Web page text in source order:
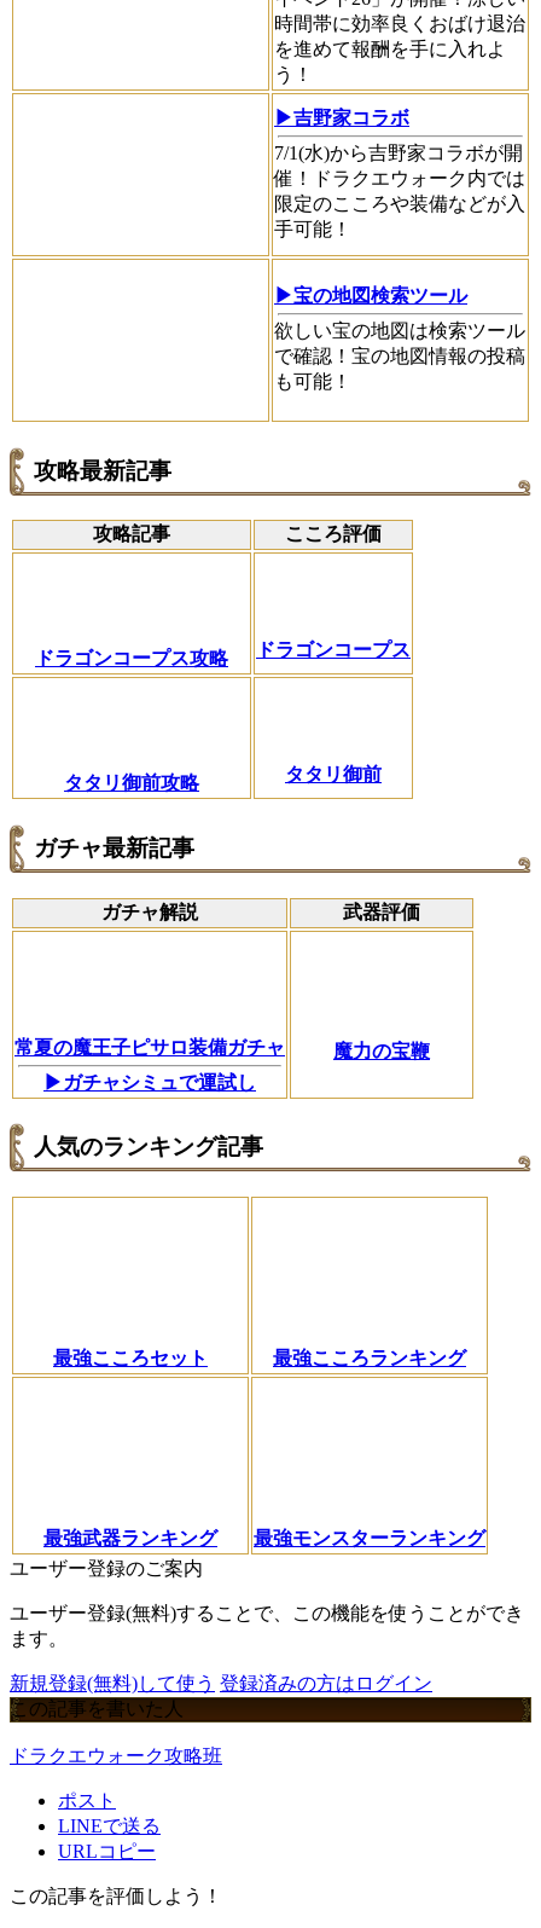
時間帯に効率良くおばけ退治
を進めて報酬を手に入れよ
う！
▶吉野家コラボ
7/1(水)から吉野家コラボが開
催！ドラクエウォーク内では
限定のこころや装備などが入
手可能！
▶宝の地図検索ツール
欲しい宝の地図は検索ツール
で確認！宝の地図情報の投稿
も可能！
攻略最新記事
攻略記事 こころ評価
ドラゴンコープス攻略 ドラゴンコープス
タタリ御前攻略 タタリ御前
ガチャ最新記事
ガチャ解説 武器評価
常夏の魔王子ピサロ装備ガチャ
▶ガチャシミュで運試し
魔力の宝鞭
人気のランキング記事
最強こころセット 最強こころランキング
最強武器ランキング
最強モンスターランキング
ユーザー登録のご案内
ユーザー登録(無料)することで、この機能を使うことができ
ます。
新規登録(無料)して使う 登録済みの方はログイン
この記事を書いた人
ドラクエウォーク攻略班
ポスト
LINEで送る
URLコピー
この記事を評価しよう！